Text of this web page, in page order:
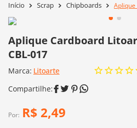
Scrap Chipboards Aplique
Aplique Cardboard
CBL-017
Marca: Litoarte
Por: R$ 2,49
3º kit amigurumi
4º agulha crochê
5º fio amigurumi
mollet
kit amigurumi
agulha crochê
fio amigurumi
batik